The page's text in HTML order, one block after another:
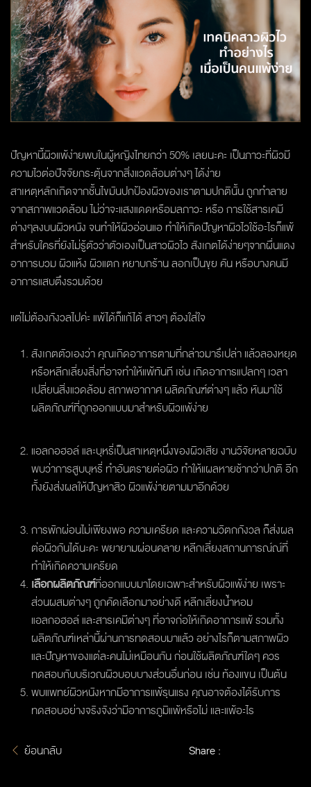
ปัญหานี้ผิวแพ้ง่ายพบในผู้หญิงไทยกว่า 50% เลยนะคะ เป็นภาวะที่ผิวมี
ความไวต่อปัจจัยกระตุ้นจากสิ่งแวดล้อมต่างๆ ได้ง่าย
สาเหตุหลักเกิดจากชั้นไขมันปกป้องผิวของเราตามปกตินั้น ถูกทำลาย
จากสภาพแวดล้อม ไม่ว่าจะแสงแดดหรือมลภาวะ หรือ การใช้สารเคมี
ต่างๆลงบนผิวหนัง จนทำให้ผิวอ่อนแอ ทำให้เกิดปัญหาผิวไวใช้อะไรก็แพ้
สำหรับใครที่ยังไม่รู้ตัวว่าตัวเองเป็นสาวผิวไว สังเกตได้ง่ายๆจากผื่นแดง
อาการบวม ผิวแห้ง ผิวแตก หยาบกร้าน ลอกเป็นขุย คัน หรือบางคนมี
อาการแสบตึงรวมด้วย
แต่ไม่ต้องกังวลไปค่ะ แพ้ได้ก็แก้ได้ สาวๆ ต้องใส่ใจ
สังเกตตัวเองว่า คุณเกิดอาการตามที่กล่าวมารึเปล่า แล้วลองหยุด
หรือหลีกเลี่ยงสิ่งที่อาจทำให้แพ้ทันที เช่น เกิดอาการแปลกๆ เวลา
เปลี่ยนสิ่งแวดล้อม สภาพอากาศ ผลิตภัณฑ์ต่างๆ แล้ว หันมาใช้
ผลิตภัณฑ์ที่ถูกออกแบบมาสำหรับผิวแพ้ง่าย
แอลกอฮอล์ และบุหรี่เป็นสาเหตุหนึ่งของผิวเสีย งานวิจัยหลายฉบับ
พบว่าการสูบบุหรี่ ทำอันตรายต่อผิว ทำให้แผลหายช้ากว่าปกติ อีก
ทั้งยังส่งผลให้ปัญหาสิว ผิวแพ้ง่ายตามมาอีกด้วย
การพักผ่อนไม่เพียงพอ ความเครียด และความวิตกกังวล ก็ส่งผล
ต่อผิวกันได้นะคะ พยายามผ่อนคลาย หลีกเลี่ยงสถานการณ์ณ์ที่
ทำให้เกิดความเครียด
เลือกผลิตภัณฑ์ที่ออกแบบมาโดยเฉพาะสำหรับผิวแพ้ง่าย เพราะ
ส่วนผสมต่างๆ ถูกคัดเลือกมาอย่างดี หลีกเลี่ยงน้ำหอม
แอลกอฮอล์ และสารเคมีต่างๆ ที่อาจก่อให้เกิดอาการแพ้ รวมทั้ง
ผลิตภัณฑ์เหล่านี้ผ่านการทดสอบมาแล้ว อย่างไรก็ตามสภาพผิว
และปัญหาของแต่ละคนไม่เหมือนกัน ก่อนใช้ผลิตภัณฑ์ใดๆ ควร
ทดสอบกับบริเวณผิวบอบบางส่วนอื่นก่อน เช่น ท้องแขน เป็นต้น
พบแพทย์ผิวหนังหากมีอาการแพ้รุนแรง คุณอาจต้องได้รับการ
ทดสอบอย่างจริงจังว่ามีอาการภูมิแพ้หรือไม่ และแพ้อะไร
Share :
ย้อนกลับ